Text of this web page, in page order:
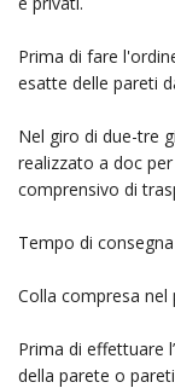
Prima di fare
esatte delle pareti
Nel giro di due-tre
realizzato a doc
comprensivo di
Tempo di
Colla compresa nel
Prima di effettuare
della parete o